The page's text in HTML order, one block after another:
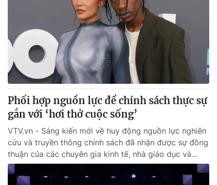
Phối hợp nguồn lực để chính sách thực sự
gắn với ‘hơi thở cuộc sống’
VTV.vn - Sáng kiến mới về huy động nguồn lực nghiên
cứu và truyền thông chính sách đã nhận được sự đồng
thuận của các chuyên gia kinh tế, nhà giáo dục và...